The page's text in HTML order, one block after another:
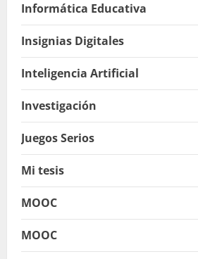
Informática Educativa
Insignias Digitales
Inteligencia Artificial
Investigación
Juegos Serios
Mi tesis
MOOC
MOOC